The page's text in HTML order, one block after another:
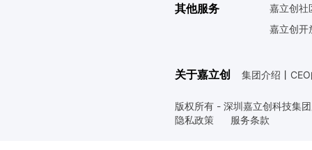
其他服务
嘉立创社
嘉立创开
关于嘉立创 集团介绍 丨
版权所有 - 深圳嘉立创科技集
隐私政策
服务条款